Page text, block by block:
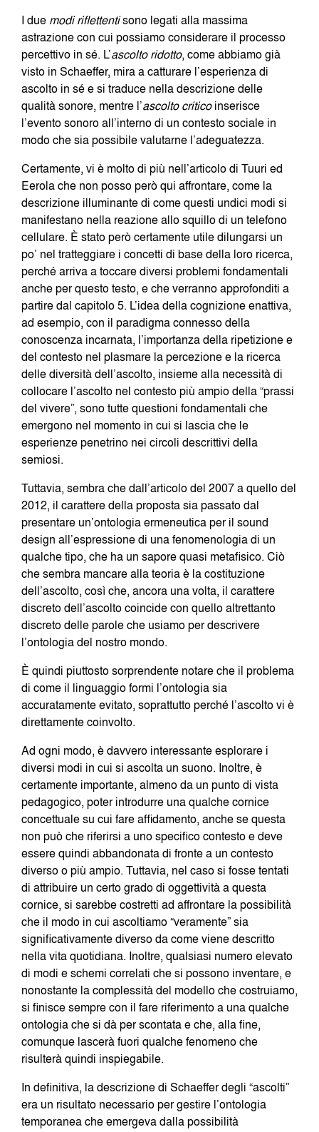
I due modi riflettentisono legati alla massima
astrazione con cui possiamo considerare il processo
percettivo in sé. L’ascolto ridotto, come abbiamo già
visto in Schaeffer, mira a catturare l’esperienza di
ascolto in sé e si traduce nella descrizione delle
qualità sonore, mentre l’ascolto criticoinserisce
l’evento sonoro all’interno di un contesto sociale in
modo che sia possibile valutarne l’adeguatezza.
Certamente, vi è molto di più nell’articolo di Tuuri ed
Eerola che non posso però qui affrontare, come la
descrizione illuminante di come questi undici modi si
manifestano nella reazione allo squillo di un telefono
cellulare. È stato però certamente utile dilungarsi un
po’ nel tratteggiare i concetti di base della loro ricerca,
perché arriva a toccare diversi problemi fondamentali
anche per questo testo, e che verranno approfonditi a
partire dal capitolo 5. L’idea della cognizione enattiva,
ad esempio, con il paradigma connesso della
conoscenza incarnata, l’importanza della ripetizione e
del contesto nel plasmare la percezione e la ricerca
delle diversità dell’ascolto, insieme alla necessità di
collocare l’ascolto nel contesto più ampio della “prassi
del vivere”, sono tutte questioni fondamentali che
emergono nel momento in cui si lascia che le
esperienze penetrino nei circoli descrittivi della
semiosi.
Tuttavia, sembra che dall’articolo del 2007 a quello del
2012, il carattere della proposta sia passato dal
presentare un’ontologia ermeneutica per il sound
design all’espressione di una fenomenologia di un
qualche tipo, che ha un sapore quasi metafisico. Ciò
che sembra mancare alla teoria è la costituzione
dell’ascolto, così che, ancora una volta, il carattere
discreto dell’ascolto coincide con quello altrettanto
discreto delle parole che usiamo per descrivere
l’ontologia del nostro mondo.
È quindi piuttosto sorprendente notare che il problema
di come il linguaggio formi l’ontologia sia
accuratamente evitato, soprattutto perché l’ascolto vi è
direttamente coinvolto.
Ad ogni modo, è davvero interessante esplorare i
diversi modi in cui si ascolta un suono. Inoltre, è
certamente importante, almeno da un punto di vista
pedagogico, poter introdurre una qualche cornice
concettuale su cui fare affidamento, anche se questa
non può che riferirsi a uno specifico contesto e deve
essere quindi abbandonata di fronte a un contesto
diverso o più ampio. Tuttavia, nel caso si fosse tentati
di attribuire un certo grado di oggettività a questa
cornice, si sarebbe costretti ad affrontare la possibilità
che il modo in cui ascoltiamo “veramente” sia
significativamente diverso da come viene descritto
nella vita quotidiana. Inoltre, qualsiasi numero elevato
di modi e schemi correlati che si possono inventare, e
nonostante la complessità del modello che costruiamo,
si finisce sempre con il fare riferimento a una qualche
ontologia che si dà per scontata e che, alla fine,
comunque lascerà fuori qualche fenomeno che
risulterà quindi inspiegabile.
In definitiva, la descrizione di Schaeffer degli “ascolti”
era un risultato necessario per gestire l’ontologia
temporanea che emergeva dalla possibilità